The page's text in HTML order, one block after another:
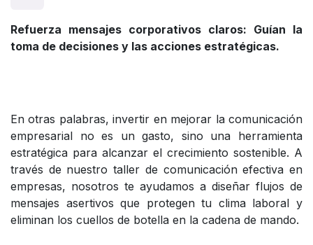
Refuerza mensajes corporativos claros: Guían la
toma de decisiones y las acciones estratégicas.
En otras palabras, invertir en mejorar la comunicación
empresarial no es un gasto, sino una herramienta
estratégica para alcanzar el crecimiento sostenible. A
través de nuestro taller de comunicación efectiva en
empresas, nosotros te ayudamos a diseñar flujos de
mensajes asertivos que protegen tu clima laboral y
eliminan los cuellos de botella en la cadena de mando.